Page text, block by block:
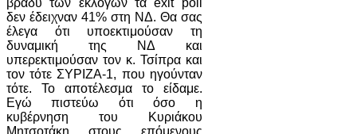
δεν έδειχναν 41% στη ΝΔ. Θα σας
έλεγα ότι υποεκτιμούσαν τη
δυναμική της ΝΔ και
υπερεκτιμούσαν τον κ. Τσίπρα και
τον τότε ΣΥΡΙΖΑ-1, που ηγούνταν
τότε. Το αποτέλεσμα το είδαμε.
Εγώ πιστεύω ότι όσο η
κυβέρνηση του Κυριάκου
Μητσοτάκη στους επόμενους